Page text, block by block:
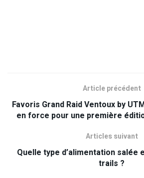
Article précédent
Favoris Grand Raid Ventoux by
en force pour une première
Articles suivant
Quelle type d’alimentation salée
trails ?